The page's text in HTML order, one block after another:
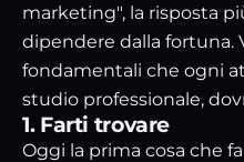
marketing", la risposta
dipendere dalla fortuna.
fondamentali che ogni
studio professionale,
1. Farti trovare
Oggi la prima cosa che